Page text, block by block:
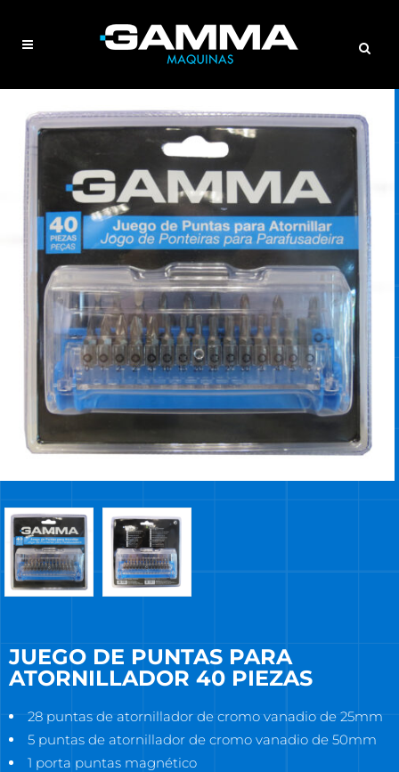
JUEGO DE PUNTAS PARA
ATORNILLADOR 40 PIEZAS
28 puntas de atornillador de cromo vanadio de 25mm
5 puntas de atornillador de cromo vanadio de 50mm
1 porta puntas magnético